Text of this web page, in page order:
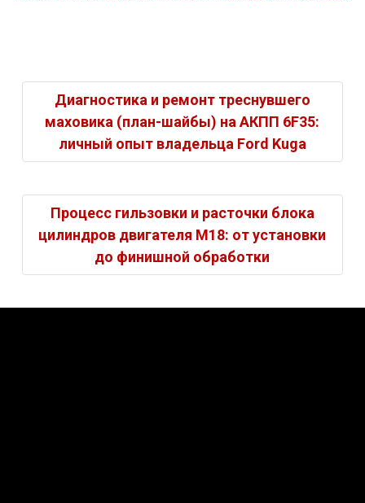
Диагностика и ремонт треснувшего
маховика (план-шайбы) на АКПП 6F35:
личный опыт владельца Ford Kuga
Процесс гильзовки и расточки блока
цилиндров двигателя M18: от установки
до финишной обработки